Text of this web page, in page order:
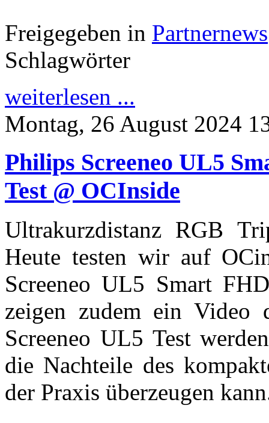
Freigegeben in Partnernews
Schlagwörter
weiterlesen ...
Montag, 26 August 2024
Philips Screeneo UL5
Test @ OCInside
Ultrakurzdistanz RGB
Heute testen wir auf
Screeneo UL5 Smart
zeigen zudem ein Video
Screeneo UL5 Test
die Nachteile des
der Praxis überzeugen